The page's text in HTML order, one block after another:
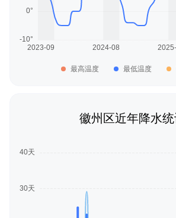
最高温度 最低温度
徽州区近年降水